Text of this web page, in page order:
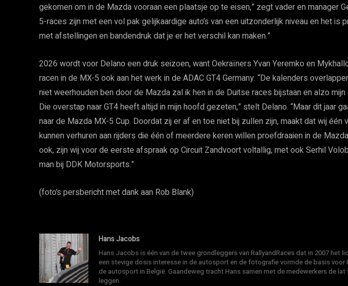
gekomen om in de Mazda vooraan een plaatsje op te eisen,” zegt vader en manager
5-races zijn met een vol pak gelijkaardige auto’s van een uitzonderlijk niveau en het is
met afstellingen en bandendruk dat je er het verschil kan maken.”
2026 wordt voor Delano een druk seizoen, want Oekraïners Yvan Yeremko en
racen in de MX-5 ook aan het werk in de ADAC GT4 Germany. “De kalenders
niet weerhouden ben door de Mazda zal ik hen in de Duitse races bijstaan en alzo mijn
Die overstap naar GT4 heeft altijd in mijn hoofd gezeten,” stelt Delano. “Maar dit jaar
naar de Mazda MX-5 Cup. Doordat zij er af en toe niet bij zullen zijn, maakt dat wij één
kunnen verhuren aan rijders die één of meerdere keren willen proefdraaien in de
ook, zijn wij voor de eerste afspraak op Circuit Zandvoort voltallig, met ook Serhil
man bij DDK Motorsports.”
(foto’s persbericht met dank aan Rob Blank)
Hans Jacobs
Hans Jacobs is één van de twee grondleggers van RallyandRaces dat in 2007 het
een stevige dosis interesse in de autosport en de fotografie vormde de basis voor
de autosport in België. Gaandeweg tracht Hans samen met de medewerkers de
leggen.